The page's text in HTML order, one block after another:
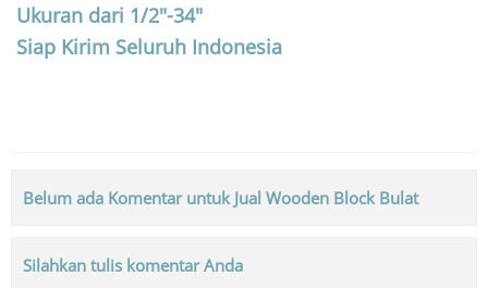
Ukuran dari 1/2″-34″
Siap Kirim Seluruh Indonesia
Belum ada Komentar untuk Jual Wooden Block Bulat
Silahkan tulis komentar Anda